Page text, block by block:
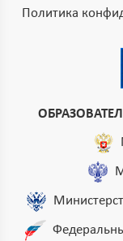
Политика